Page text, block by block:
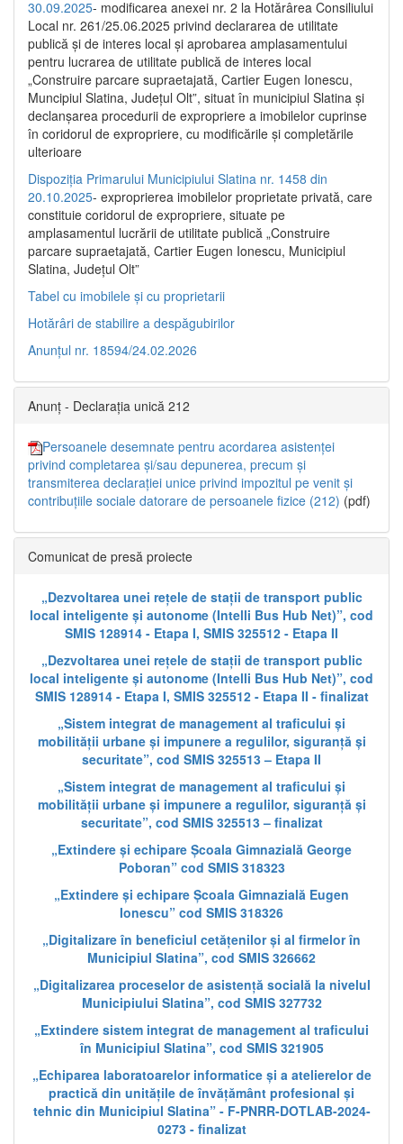
30.09.2025- modificarea anexei nr. 2 la Hotărârea Consiliului
Local nr. 261/25.06.2025 privind declararea de utilitate
publică şi de interes local şi aprobarea amplasamentului
pentru lucrarea de utilitate publică de interes local
„Construire parcare supraetajată, Cartier Eugen Ionescu,
Muncipiul Slatina, Judeţul Olt”, situat în municipiul Slatina şi
declanşarea procedurii de expropriere a imobilelor cuprinse
în coridorul de expropriere, cu modificările şi completările
ulterioare
Dispoziția Primarului Municipiului Slatina nr. 1458 din
20.10.2025- exproprierea imobilelor proprietate privată, care
constituie coridorul de expropriere, situate pe
amplasamentul lucrării de utilitate publică „Construire
parcare supraetajată, Cartier Eugen Ionescu, Municipiul
Slatina, Județul Olt”
Tabel cu imobilele și cu proprietarii
Hotărâri de stabilire a despăgubirilor
Anunțul nr. 18594/24.02.2026
Anunț - Declarația unică 212
Persoanele desemnate pentru acordarea asistenței
privind completarea și/sau depunerea, precum și
transmiterea declarației unice privind impozitul pe venit și
contribuțiile sociale datorare de persoanele fizice (212) (pdf)
Comunicat de presă proiecte
„Dezvoltarea unei rețele de stații de transport public
local inteligente și autonome (Intelli Bus Hub Net)”, cod
SMIS 128914 - Etapa I, SMIS 325512 - Etapa II
„Dezvoltarea unei rețele de stații de transport public
local inteligente și autonome (Intelli Bus Hub Net)”, cod
SMIS 128914 - Etapa I, SMIS 325512 - Etapa II - finalizat
„Sistem integrat de management al traficului și
mobilității urbane și impunere a regulilor, siguranță și
securitate”, cod SMIS 325513 – Etapa II
„Sistem integrat de management al traficului și
mobilității urbane și impunere a regulilor, siguranță și
securitate”, cod SMIS 325513 – finalizat
„Extindere și echipare Școala Gimnazială George
Poboran” cod SMIS 318323
„Extindere și echipare Școala Gimnazială Eugen
Ionescu” cod SMIS 318326
„Digitalizare în beneficiul cetățenilor și al firmelor în
Municipiul Slatina”, cod SMIS 326662
„Digitalizarea proceselor de asistență socială la nivelul
Municipiului Slatina”, cod SMIS 327732
„Extindere sistem integrat de management al traficului
în Municipiul Slatina”, cod SMIS 321905
„Echiparea laboratoarelor informatice și a atelierelor de
practică din unitățile de învățământ profesional și
tehnic din Municipiul Slatina” - F-PNRR-DOTLAB-2024-
0273 - finalizat